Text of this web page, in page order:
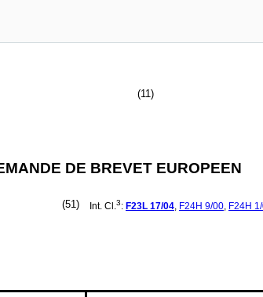
(11)
DE BREVET EUROPEEN
(51) Int. Cl.3: F23L 17/04, F24H 9/00, F24H